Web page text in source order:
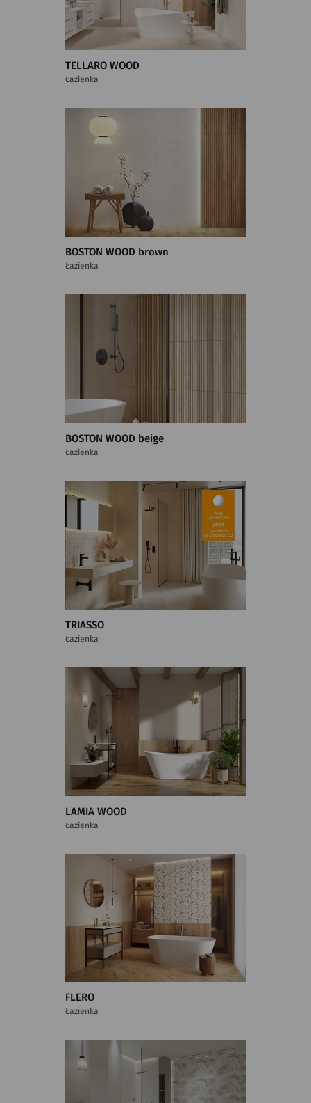
TELLARO WOOD
Łazienka
BOSTON WOOD brown
Łazienka
BOSTON WOOD beige
Łazienka
TRIASSO
Łazienka
LAMIA WOOD
Łazienka
FLERO
Łazienka